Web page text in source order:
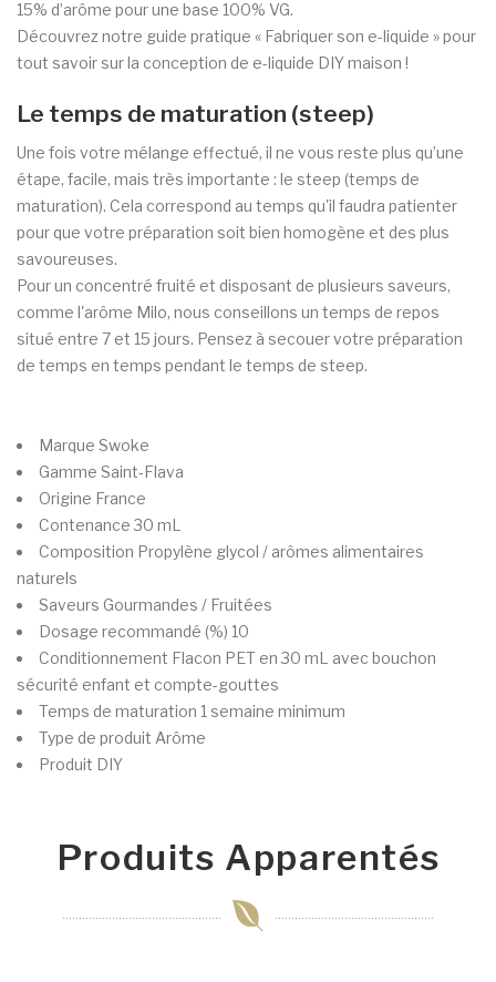
15% d’arôme pour une base 100% VG.
Découvrez notre guide pratique « Fabriquer son e-liquide » pour
tout savoir sur la conception de e-liquide DIY maison !
Le temps de maturation (steep)
Une fois votre mélange effectué, il ne vous reste plus qu’une
étape, facile, mais très importante : le steep (temps de
maturation). Cela correspond au temps qu'il faudra patienter
pour que votre préparation soit bien homogène et des plus
savoureuses.
Pour un concentré fruité et disposant de plusieurs saveurs,
comme l'arôme Milo, nous conseillons un temps de repos
situé entre 7 et 15 jours. Pensez à secouer votre préparation
de temps en temps pendant le temps de steep.
Marque Swoke
Gamme Saint-Flava
Origine France
Contenance 30 mL
Composition Propylène glycol / arômes alimentaires
naturels
Saveurs Gourmandes / Fruitées
Dosage recommandé (%) 10
Conditionnement Flacon PET en 30 mL avec bouchon
sécurité enfant et compte-gouttes
Temps de maturation 1 semaine minimum
Type de produit Arôme
Produit DIY
Produits Apparentés